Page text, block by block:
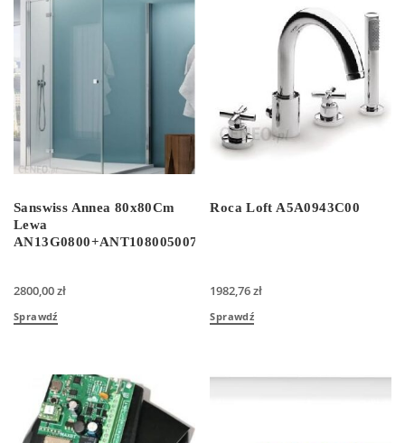
Sanswiss Annea 80x80Cm
Lewa
AN13G0800+ANT108005007
2800,00zł
Sprawdź
Roca Loft A5A0943C00
1982,76zł
Sprawdź